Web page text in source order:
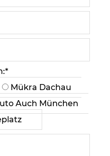
Mükra Dachau
Auch München